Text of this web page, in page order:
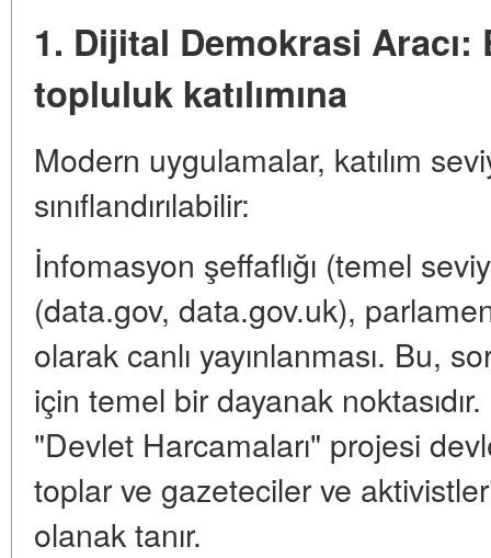
1. Dijital Demokrasi Aracı:
topluluk katılımına
Modern uygulamalar, katılım
sınıflandırılabilir:
İnfomasyon şeffaflığı (temel
(data.gov, data.gov.uk),
olarak canlı yayınlanması. Bu,
için temel bir dayanak
"Devlet Harcamaları" projesi
toplar ve gazeteciler ve
olanak tanır.